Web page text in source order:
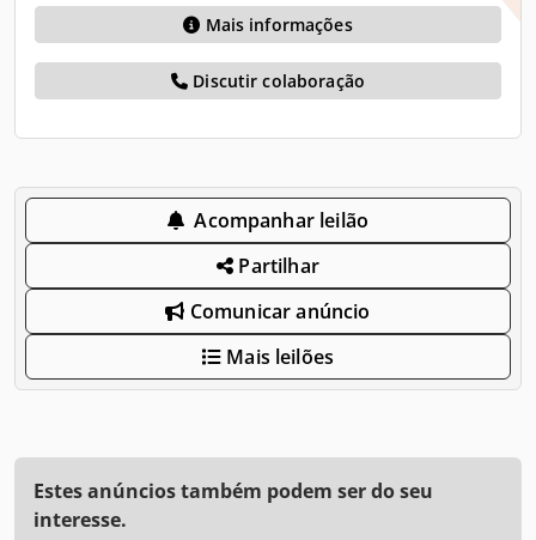
Mais informações
Discutir colaboração
Acompanhar leilão
Partilhar
Comunicar anúncio
Mais leilões
Estes anúncios também podem ser do seu
interesse.